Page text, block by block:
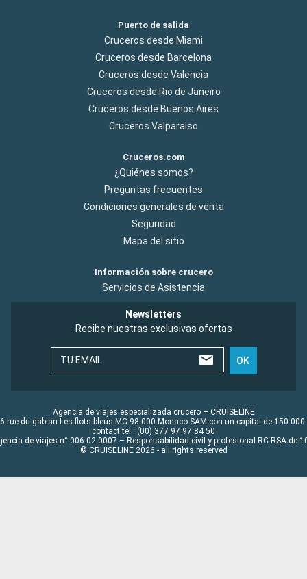
Puerto de salida
Cruceros desde Miami
Cruceros desde Barcelona
Cruceros desde Valencia
Cruceros desde Rio de Janeiro
Cruceros desde Buenos Aires
Cruceros Valparaiso
Cruceros.com
¿Quiénes somos?
Preguntas frecuentes
Condiciones generales de venta
Seguridad
Mapa del sitio
Información sobre crucero
Servicios de Asistencia
Newsletters
Recibe nuestras exclusivas ofertas
TU EMAIL OK
Agencia de viajes especializada crucero – CRUISELINE
rue du gabian Les flots bleus MC 98 000 Monaco SAM con un capital de 150 000
contact tel : (00) 377 97 97 84 50
de viajes n° 006 02 0007 – Responsabilidad civil y profesional RC RSA de
© CRUISELINE 2026 - all rights reserved